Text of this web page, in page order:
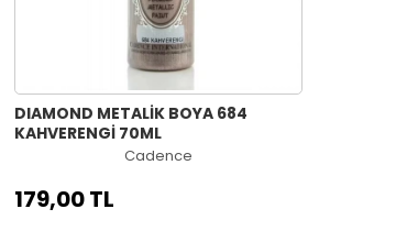
DIAMOND METALİK BOYA 684
KAHVERENGİ 70ML
Cadence
179,00 TL